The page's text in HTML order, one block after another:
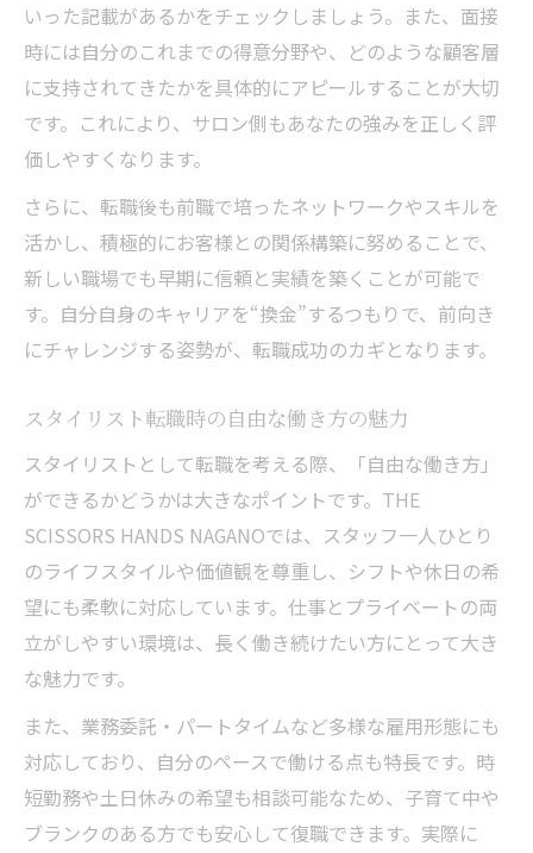
いった記載があるかをチェックしましょう。また、面接
時には自分のこれまでの得意分野や、どのような顧客層
に支持されてきたかを具体的にアピールすることが大切
です。これにより、サロン側もあなたの強みを正しく評
価しやすくなります。
さらに、転職後も前職で培ったネットワークやスキルを
活かし、積極的にお客様との関係構築に努めることで、
新しい職場でも早期に信頼と実績を築くことが可能で
す。自分自身のキャリアを“換金”するつもりで、前向き
にチャレンジする姿勢が、転職成功のカギとなります。
スタイリスト転職時の自由な働き方の魅力
スタイリストとして転職を考える際、「自由な働き方」
ができるかどうかは大きなポイントです。THE
SCISSORS HANDS NAGANOでは、スタッフ一人ひとり
のライフスタイルや価値観を尊重し、シフトや休日の希
望にも柔軟に対応しています。仕事とプライベートの両
立がしやすい環境は、長く働き続けたい方にとって大き
な魅力です。
また、業務委託・パートタイムなど多様な雇用形態にも
対応しており、自分のペースで働ける点も特長です。時
短勤務や土日休みの希望も相談可能なため、子育て中や
ブランクのある方でも安心して復職できます。実際に